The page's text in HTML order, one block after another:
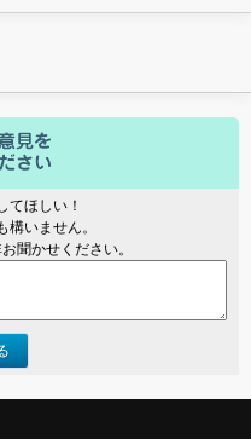
てほしい！
構いません。
聞かせください。